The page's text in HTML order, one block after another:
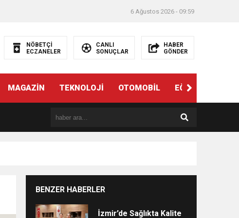
6 Ağustos 2026 - 09:59
NÖBETÇİ
ECZANELER
CANLI
SONUÇLAR
HABER
GÖNDER
MAGAZİN TEKNOLOJİ OTOMOBİL EĞİTİM
BENZER HABERLER
İzmir’de Sağlıkta Kalite